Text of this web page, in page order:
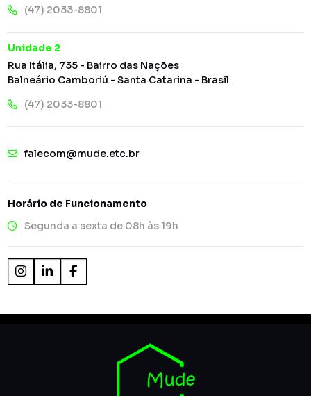
(47) 2033-8801
Unidade 2
Rua Itália, 735 - Bairro das Nações
Balneário Camboriú - Santa Catarina - Brasil
(47) 2033-8801
falecom@mude.etc.br
Horário de Funcionamento
Segunda a sexta de 08h às 19h